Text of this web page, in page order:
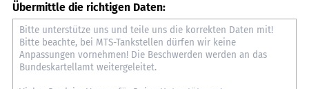
Übermittle die richtigen Daten: